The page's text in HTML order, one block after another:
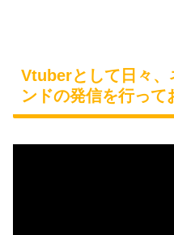
Vtuberとして日々
ンドの発信を行って